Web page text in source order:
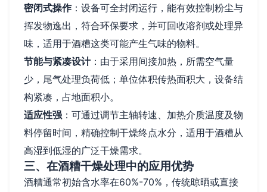
密闭式操作：设备可全封闭运行，能有效控制粉尘与
挥发物逸出，符合环保要求，并可回收溶剂或处理异
味，适用于酒糟这类可能产生气味的物料。
节能与紧凑设计：由于采用间接加热，所需空气量
少，尾气处理负荷低；单位体积传热面积大，设备结
构紧凑，占地面积小。
适应性强 ：可通过调节主轴转速、加热介质温度及物
料停留时间，精确控制干燥终点水分，适用于酒糟从
高湿到低湿的广泛干燥需求。
三、在酒糟干燥处理中的应用优势
酒糟通常初始含水率在60%-70%，传统晾晒或直接